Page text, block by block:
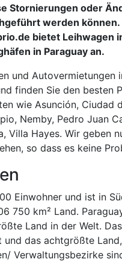
Stornierungen oder
werden
bietet Leihwagen
in Paraguay an.
und Autovermietungen
finden Sie den besten
wie Asunción, Ciudad
Nemby, Pedro Juan
Villa Hayes. Wir geben
so dass es keine
Einwohner und ist in
750 km² Land.
Land in der Welt.
und das achtgrößte
Verwaltungsbezirke